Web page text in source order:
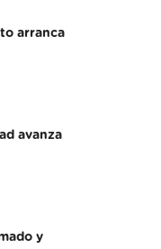
arranca
avanza
y